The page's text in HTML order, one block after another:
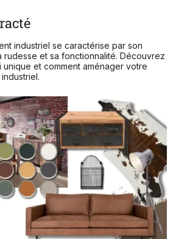
industriel se caractérise par son
rudesse et sa fonctionnalité. Découvrez
et comment aménager votre